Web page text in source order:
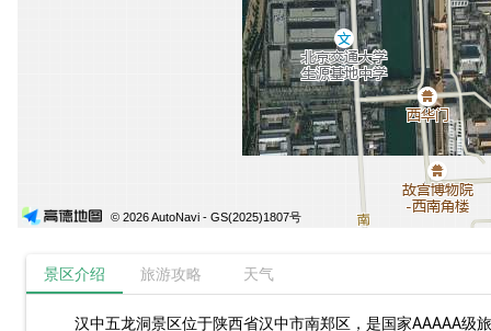
© 2026 AutoNavi - GS(2025)1807号
景区介绍 旅游攻略 天气
汉中五龙洞景区位于陕西省汉中市南郑区，是国家AAAAA级